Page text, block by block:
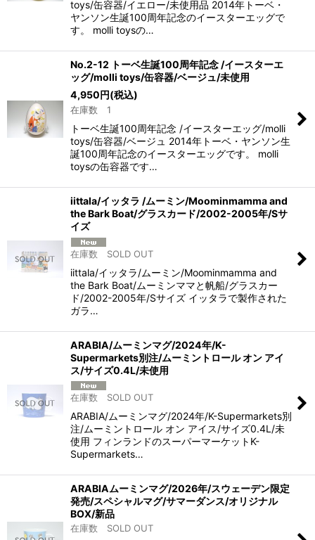
toys/缶容器/イエロー/未使用品 2014年トーベ・
ヤンソン生誕100周年記念のイースターエッグで
す。 molli toysの…
No.2-12 トーベ生誕100周年記念 /イースターエ
ッグ/molli toys/缶容器/ベージュ/未使用
4,950円(税込)
在庫数 1
トーベ生誕100周年記念 /イースターエッグ/molli
toys/缶容器/ベージュ 2014年トーベ・ヤンソン生
誕100周年記念のイースターエッグです。 molli
toysの缶容器です…
iittala/イッタラ /ムーミン/Moominmamma and
the Bark Boat/グラスカード/2002-2005年/Sサ
イズ
在庫数 SOLD OUT
iittala/イッタラ/ムーミン/Moominmamma and
the Bark Boat/ムーミンママと帆船/グラスカー
ド/2002-2005年/Sサイズ イッタラで製作された
ガラ…
ARABIA/ムーミンマグ/2024年/K-
Supermarkets別注/ムーミントロール オン アイ
ス/サイズ0.4L/未使用
在庫数 SOLD OUT
ARABIA/ムーミンマグ/2024年/K-Supermarkets別
注/ムーミントロール オン アイス/サイズ0.4L/未
使用 フィンランドのスーパーマーケットK-
Supermarkets…
ARABIAムーミンマグ/2026年/スウェーデン限定
発売/スペシャルマグ/サマーダンス/オリジナル
BOX/新品
在庫数 SOLD OUT